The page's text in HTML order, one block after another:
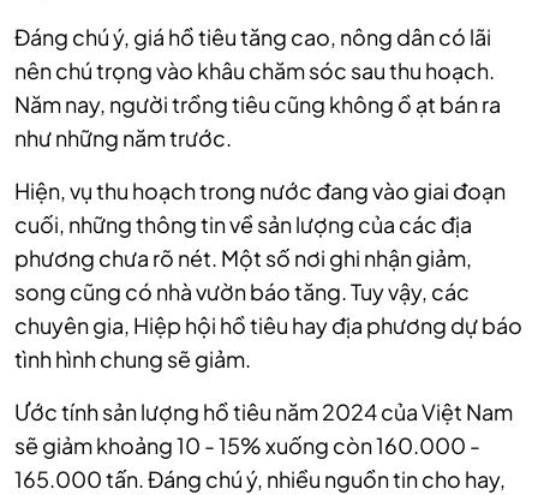
Đáng chú ý, giá hồ tiêu tăng cao, nông dân có lãi
nên chú trọng vào khâu chăm sóc sau thu hoạch.
Năm nay, người trồng tiêu cũng không ồ ạt bán ra
như những năm trước.
Hiện, vụ thu hoạch trong nước đang vào giai đoạn
cuối, những thông tin về sản lượng của các địa
phương chưa rõ nét. Một số nơi ghi nhận giảm,
song cũng có nhà vườn báo tăng. Tuy vậy, các
chuyên gia, Hiệp hội hồ tiêu hay địa phương dự báo
tình hình chung sẽ giảm.
Ước tính sản lượng hồ tiêu năm 2024 của Việt Nam
sẽ giảm khoảng 10 - 15% xuống còn 160.000 -
165.000 tấn. Đáng chú ý, nhiều nguồn tin cho hay,